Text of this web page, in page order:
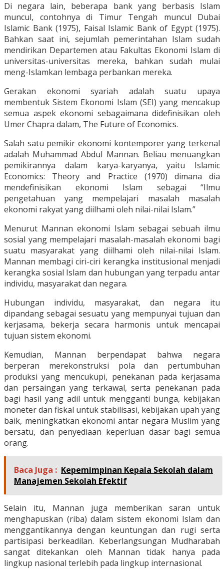
Di negara lain, beberapa bank yang berbasis Islam
muncul, contohnya di Timur Tengah muncul Dubai
Islamic Bank (1975), Faisal Islamic Bank of Egypt (1975).
Bahkan saat ini, sejumlah pemerintahan Islam sudah
mendirikan Departemen atau Fakultas Ekonomi Islam di
universitas-universitas mereka, bahkan sudah mulai
meng-Islamkan lembaga perbankan mereka.
Gerakan ekonomi syariah adalah suatu upaya
membentuk Sistem Ekonomi Islam (SEI) yang mencakup
semua aspek ekonomi sebagaimana didefinisikan oleh
Umer Chapra dalam, The Future of Economics.
Salah satu pemikir ekonomi kontemporer yang terkenal
adalah Muhammad Abdul Mannan. Beliau menuangkan
pemikirannya dalam karya-karyanya, yaitu Islamic
Economics: Theory and Practice (1970) dimana dia
mendefinisikan ekonomi Islam sebagai “Ilmu
pengetahuan yang mempelajari masalah masalah
ekonomi rakyat yang diilhami oleh nilai-nilai Islam.”
Menurut Mannan ekonomi Islam sebagai sebuah ilmu
sosial yang mempelajari masalah-masalah ekonomi bagi
suatu masyarakat yang diilhami oleh nilai-nilai Islam.
Mannan membagi ciri-ciri kerangka institusional menjadi
kerangka sosial Islam dan hubungan yang terpadu antar
individu, masyarakat dan negara.
Hubungan individu, masyarakat, dan negara itu
dipandang sebagai sesuatu yang mempunyai tujuan dan
kerjasama, bekerja secara harmonis untuk mencapai
tujuan sistem ekonomi.
Kemudian, Mannan berpendapat bahwa negara
berperan merekonstruksi pola dan pertumbuhan
produksi yang mencukupi, penekanan pada kerjasama
dan persaingan yang terkawal, serta penekanan pada
bagi hasil yang adil untuk mengganti bunga, kebijakan
moneter dan fiskal untuk stabilisasi, kebijakan upah yang
baik, meningkatkan ekonomi antar negara Muslim yang
bersatu, dan penyediaan keperluan dasar bagi semua
orang.
Baca Juga : Kepemimpinan Kepala Sekolah dalam
Manajemen Sekolah Efektif
Selain itu, Mannan juga memberikan saran untuk
menghapuskan (riba) dalam sistem ekonomi Islam dan
menggantikannya dengan keuntungan dan rugi serta
partisipasi berkeadilan. Keberlangsungan Mudharabah
sangat ditekankan oleh Mannan tidak hanya pada
lingkup nasional terlebih pada lingkup internasional.